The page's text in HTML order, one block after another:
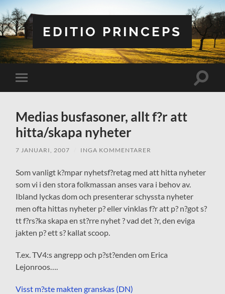
EDITIO PRINCEPS
Slå
på/av
Slå
Medias busfasoner, allt f?r att
hitta/skapa nyheter
7 JANUARI, 2007 INGA KOMMENTARER
Som vanligt k?mpar nyhetsf?retag med att hitta nyheter
som vi i den stora folkmassan anses vara i behov av.
Ibland lyckas dom och presenterar schyssta nyheter
men ofta hittas nyheter p? eller vinklas f?r att p? n?got s?
tt f?rs?ka skapa en st?rre nyhet ? vad det ?r, den eviga
jakten p? ett s? kallat scoop.
T.ex. TV4:s angrepp och p?st?enden om Erica
Lejonroos….
Visst m?ste makten granskas (DN)